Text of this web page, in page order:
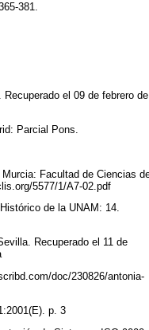
381.
el 09 de febrero de
Parcial Pons.
Facultad de Ciencias
5577/1/A7-02.pdf
de la UNAM: 14.
Recuperado el 11 de
doc/230826/antonia-
p. 3